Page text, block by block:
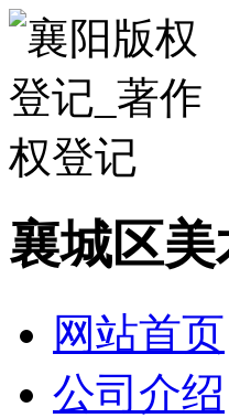
襄城区
网站首页
公司介绍